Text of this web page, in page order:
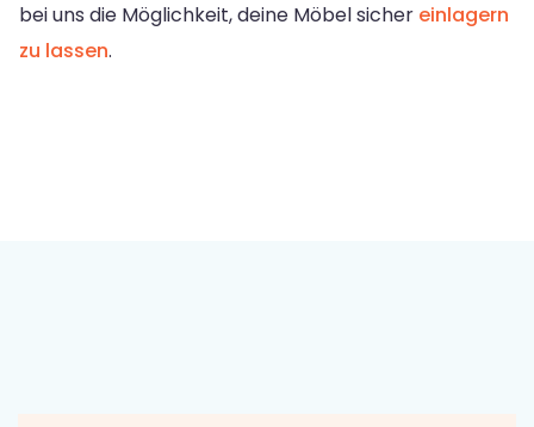
bei uns die Möglichkeit, deine Möbel sicher einlagern
zu lassen.